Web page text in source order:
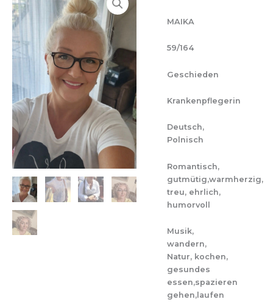
MAIKA
59/164
Geschieden
Krankenpflegerin
Deutsch,
Polnisch
Romantisch,
gutmütig,warmherzig,
treu, ehrlich,
humorvoll
Musik,
wandern,
Natur, kochen,
gesundes
essen,spazieren
gehen,laufen